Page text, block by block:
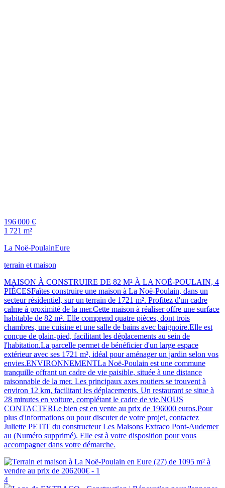
196 000 €
1 721 m²
La Noë-PoulainEure
terrain et maison
MAISON À CONSTRUIRE DE 82 M² À LA NOË-POULAIN, 4
PIÈCESFaîtes construire une maison à La Noë-Poulain, dans un
secteur résidentiel, sur un terrain de 1721 m². Profitez d'un cadre
calme à proximité de la mer.Cette maison à réaliser offre une surface
habitable de 82 m². Elle comprend quatre pièces, dont trois
chambres, une cuisine et une salle de bains avec baignoire.Elle est
conçue de plain-pied, facilitant les déplacements au sein de
l'habitation.La parcelle permet de bénéficier d'un large espace
extérieur avec ses 1721 m², idéal pour aménager un jardin selon vos
envies.ENVIRONNEMENTLa Noë-Poulain est une commune
tranquille offrant un cadre de vie paisible, située à une distance
raisonnable de la mer. Les principaux axes routiers se trouvent à
environ 12 km, facilitant les déplacements. Un restaurant se situe à
28 minutes en voiture, complétant le cadre de vie.NOUS
CONTACTERLe bien est en vente au prix de 196000 euros.Pour
plus d'informations ou pour discuter de votre projet, contactez
Juliette PETIT du constructeur Les Maisons Extraco Pont-Audemer
au (Numéro supprimé). Elle est à votre disposition pour vous
accompagner dans votre démarche.
4